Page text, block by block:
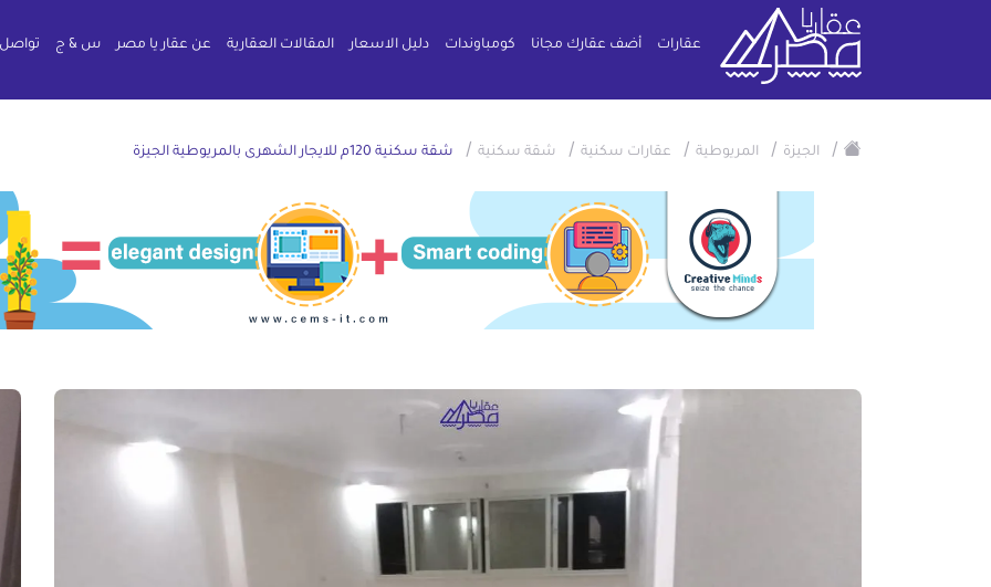
عقارات أضف عقارك مجانا كومباوندات دليل الاسعار المقالات العقارية عن عقار يا مصر س & ج
/ الجيزة / المريوطية / عقارات سكنية / شقة سكنية / شقة سكنية 120م للايجار الشهرى بالمريوطية الجيزة